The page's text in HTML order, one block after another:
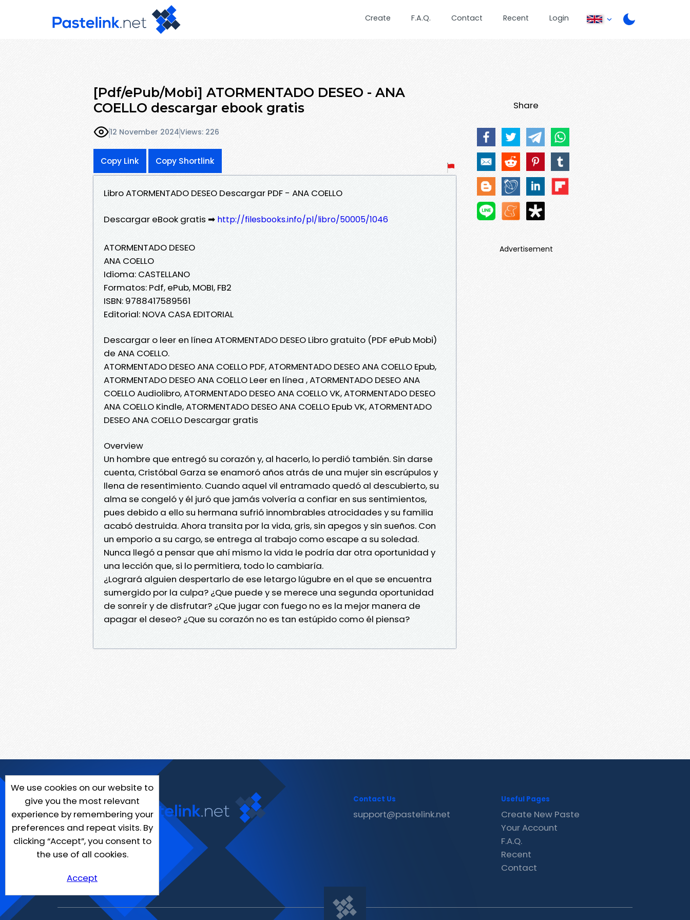
Create F.A.Q. Contact Recent Login
[Pdf/ePub/Mobi] ATORMENTADO DESEO - ANA
COELLO descargar ebook gratis
12 November 2024Views: 226
Copy Link Copy Shortlink
Libro ATORMENTADO DESEO Descargar PDF - ANA COELLO
Descargar eBook gratis ➡ http://filesbooks.info/pl/libro/50005/1046
ATORMENTADO DESEO
ANA COELLO
Idioma: CASTELLANO
Formatos: Pdf, ePub, MOBI, FB2
ISBN: 9788417589561
Editorial: NOVA CASA EDITORIAL
Descargar o leer en línea ATORMENTADO DESEO Libro gratuito (PDF ePub Mobi)
de ANA COELLO.
ATORMENTADO DESEO ANA COELLO PDF, ATORMENTADO DESEO ANA COELLO Epub,
ATORMENTADO DESEO ANA COELLO Leer en línea , ATORMENTADO DESEO ANA
COELLO Audiolibro, ATORMENTADO DESEO ANA COELLO VK, ATORMENTADO DESEO
ANA COELLO Kindle, ATORMENTADO DESEO ANA COELLO Epub VK, ATORMENTADO
DESEO ANA COELLO Descargar gratis
Overview
Un hombre que entregó su corazón y, al hacerlo, lo perdió también. Sin darse
cuenta, Cristóbal Garza se enamoró años atrás de una mujer sin escrúpulos y
llena de resentimiento. Cuando aquel vil entramado quedó al descubierto, su
alma se congeló y él juró que jamás volvería a confiar en sus sentimientos,
pues debido a ello su hermana sufrió innombrables atrocidades y su familia
acabó destruida. Ahora transita por la vida, gris, sin apegos y sin sueños. Con
un emporio a su cargo, se entrega al trabajo como escape a su soledad.
Nunca llegó a pensar que ahí mismo la vida le podría dar otra oportunidad y
una lección que, si lo permitiera, todo lo cambiaría.
¿Logrará alguien despertarlo de ese letargo lúgubre en el que se encuentra
sumergido por la culpa? ¿Que puede y se merece una segunda oportunidad
de sonreír y de disfrutar? ¿Que jugar con fuego no es la mejor manera de
apagar el deseo? ¿Que su corazón no es tan estúpido como él piensa?
Share
Advertisement
We use cookies on our website to
give you the most relevant
experience by remembering your
preferences and repeat visits. By
clicking “Accept”, you consent to
the use of all cookies.
Accept
Contact Us
support@pastelink.net
Useful Pages
Create New Paste
Your Account
F.A.Q.
Recent
Contact